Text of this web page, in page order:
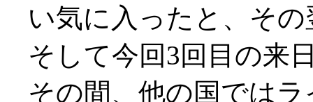
い気に入ったと、そ
そして今回3回目の来
その間、他の国では